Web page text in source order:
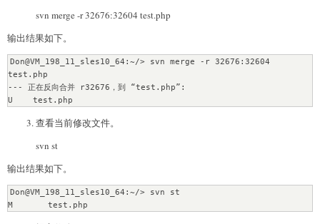
svn merge -r 32676:32604 test.php
输出结果如下。
Don@VM_198_11_sles10_64:~/> svn merge -r 32676:32604
test.php
--- 正在反向合并 r32676，到 “test.php”:
查看当前修改文件。
svn st
输出结果如下。
Don@VM_198_11_sles10_64:~/> svn st